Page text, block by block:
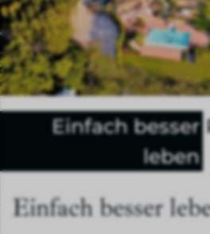
Einfach besser
leben
Einfach besser